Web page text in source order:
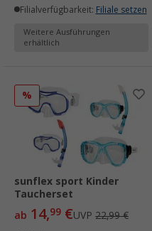
Filialverfügbarkeit: Filiale setzen
Weitere Ausführungen
erhältlich
%
sunflex sport Kinder
Taucherset
ab 14,99 €UVP 22,99 €